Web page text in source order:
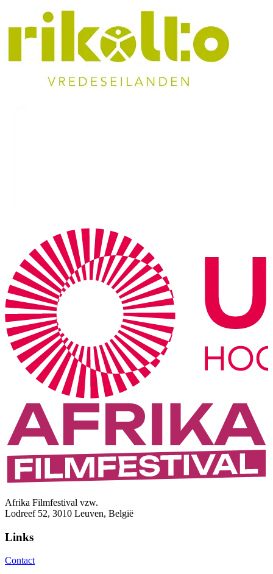
Afrika Filmfestival vzw.
Lodreef 52, 3010 Leuven, België
Links
Contact